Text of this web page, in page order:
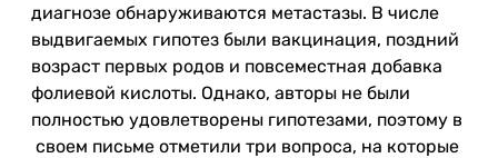
диагнозе обнаруживаются метастазы. В числе
выдвигаемых гипотез были вакцинация, поздний
возраст первых родов и повсеместная добавка
фолиевой кислоты. Однако, авторы не были
полностью удовлетворены гипотезами, поэтому в
своем письме отметили три вопроса, на которые